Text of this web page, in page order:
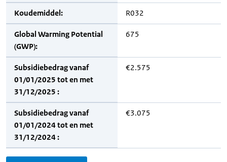
Koudemiddel: R032
Global Warming Potential
(GWP):
675
Subsidiebedrag vanaf
01/01/2025 tot en met
31/12/2025 :
€2.575
Subsidiebedrag vanaf
01/01/2024 tot en met
31/12/2024 :
€3.075